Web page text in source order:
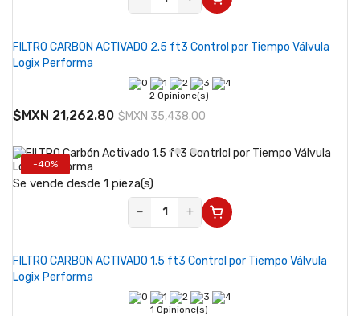
FILTRO CARBON ACTIVADO 2.5 ft3 Control por Tiempo Válvula
Logix Performa
2 Opinione(s)
$MXN 21,262.80 $MXN 35,438.00
-40%
Se vende desde 1 pieza(s)
−
+
FILTRO CARBON ACTIVADO 1.5 ft3 Control por Tiempo Válvula
Logix Performa
1 Opinione(s)